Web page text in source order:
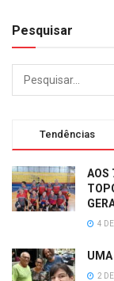
Pesquisar
Tendências
AOS
4
2